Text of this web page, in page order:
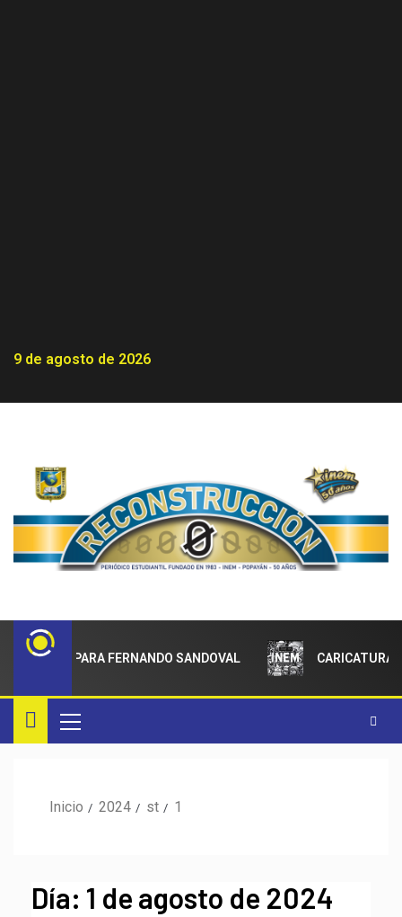
9 de agosto de 2026
PARA FERNANDO SANDOVAL CARICATURAS
Inicio 2024 st 1
Día: 1 de agosto de 2024